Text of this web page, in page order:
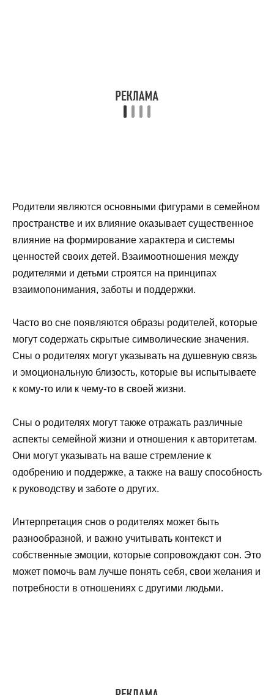
Родители являются основными фигурами в семейном
пространстве и их влияние оказывает существенное
влияние на формирование характера и системы
ценностей своих детей. Взаимоотношения между
родителями и детьми строятся на принципах
взаимопонимания, заботы и поддержки.
Часто во сне появляются образы родителей, которые
могут содержать скрытые символические значения.
Сны о родителях могут указывать на душевную связь
и эмоциональную близость, которые вы испытываете
к кому-то или к чему-то в своей жизни.
Сны о родителях могут также отражать различные
аспекты семейной жизни и отношения к авторитетам.
Они могут указывать на ваше стремление к
одобрению и поддержке, а также на вашу способность
к руководству и заботе о других.
Интерпретация снов о родителях может быть
разнообразной, и важно учитывать контекст и
собственные эмоции, которые сопровождают сон. Это
может помочь вам лучше понять себя, свои желания и
потребности в отношениях с другими людьми.